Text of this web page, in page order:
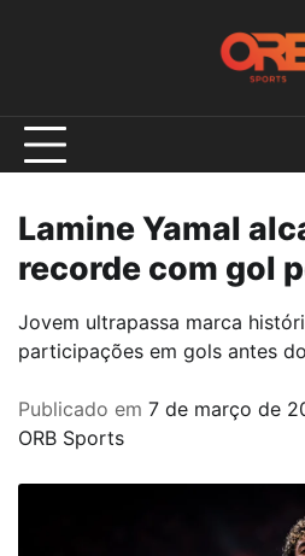
Lamine Yamal
recorde com gol
Jovem ultrapassa marca
participações em gols antes
Publicado em 7 de março de
ORB Sports